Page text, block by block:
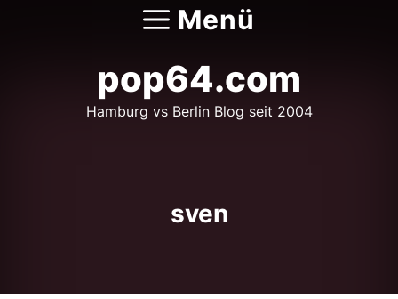
Menü
pop64.com
Hamburg vs Berlin Blog seit 2004
sven